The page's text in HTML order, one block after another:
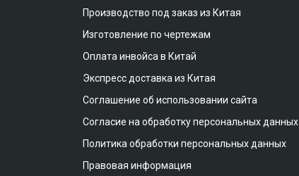
Производство под заказ из Китая
Изготовление по чертежам
Оплата инвойса в Китай
Экспресс доставка из Китая
Соглашение об использовании сайта
Согласие на обработку персональных данных
Политика обработки персональных данных
Правовая информация